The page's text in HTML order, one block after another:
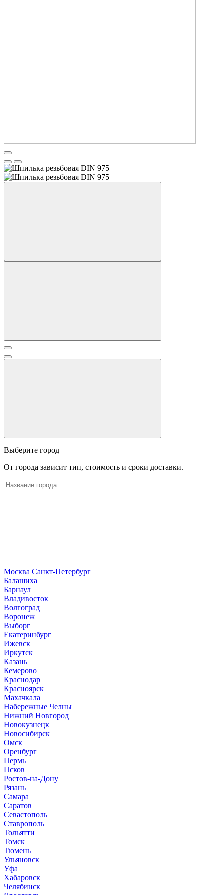
Выберите город
От города зависит тип, стоимость и сроки доставки.
Москва Санкт-Петербург
Балашиха
Барнаул
Владивосток
Волгоград
Воронеж
Выборг
Екатеринбург
Ижевск
Иркутск
Казань
Кемерово
Краснодар
Красноярск
Махачкала
Набережные Челны
Нижний Новгород
Новокузнецк
Новосибирск
Омск
Оренбург
Пермь
Псков
Ростов-на-Дону
Рязань
Самара
Саратов
Севастополь
Ставрополь
Тольятти
Томск
Тюмень
Ульяновск
Уфа
Хабаровск
Челябинск